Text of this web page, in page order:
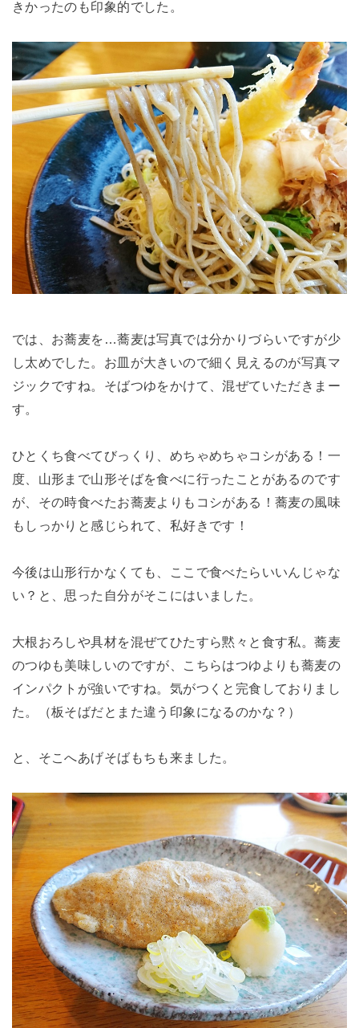
きかったのも印象的でした。
では、お蕎麦を…蕎麦は写真では分かりづらいですが少
し太めでした。お皿が大きいので細く見えるのが写真マ
ジックですね。そばつゆをかけて、混ぜていただきまー
す。
ひとくち食べてびっくり、めちゃめちゃコシがある！一
度、山形まで山形そばを食べに行ったことがあるのです
が、その時食べたお蕎麦よりもコシがある！蕎麦の風味
もしっかりと感じられて、私好きです！
今後は山形行かなくても、ここで食べたらいいんじゃな
い？と、思った自分がそこにはいました。
大根おろしや具材を混ぜてひたすら黙々と食す私。蕎麦
のつゆも美味しいのですが、こちらはつゆよりも蕎麦の
インパクトが強いですね。気がつくと完食しておりまし
た。（板そばだとまた違う印象になるのかな？）
と、そこへあげそばもちも来ました。